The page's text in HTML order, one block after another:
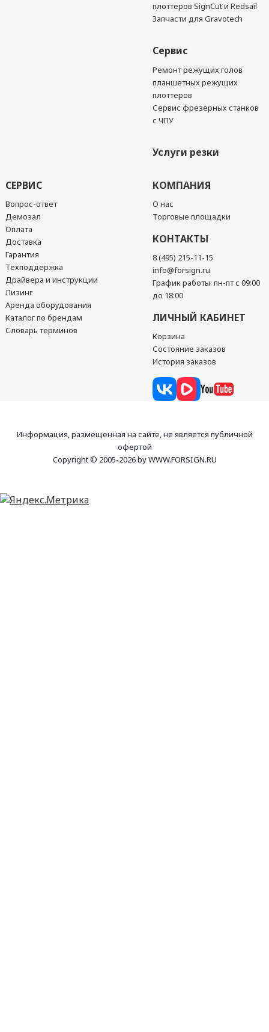
плоттеров SignCut и Redsail
Запчасти для Gravotech
Сервис
Ремонт режущих голов
планшетных режущих
плоттеров
Сервис фрезерных станков
с ЧПУ
Услуги резки
СЕРВИС
Вопрос-ответ
Демозал
Оплата
Доставка
Гарантия
Техподдержка
Драйвера и инструкции
Лизинг
Аренда оборудования
Каталог по брендам
Словарь терминов
КОМПАНИЯ
О нас
Торговые площадки
КОНТАКТЫ
8 (495) 215-11-15
info@forsign.ru
График работы: пн-пт с 09:00
до 18:00
ЛИЧНЫЙ КАБИНЕТ
Корзина
Состояние заказов
История заказов
Информация, размещенная на сайте, не является публичной
офертой
Copyright © 2005-2026 by WWW.FORSIGN.RU